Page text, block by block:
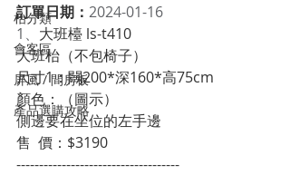
枱分類
會客區
屏風 / 間房板
產品選購攻略
訂單日期： 2024-01-16
1、 大班檯 ls-t410
大班枱（不包椅子）
尺寸1：闊200*深160*高75cm
顏色：（圖示）
側邊要在坐位的左手邊
售  價：$3190
------------------------------------